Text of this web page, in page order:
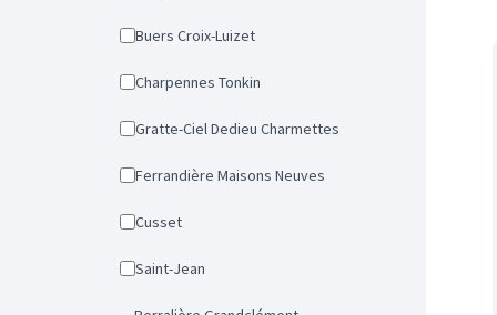
Buers Croix-Luizet
Charpennes Tonkin
Gratte-Ciel Dedieu Charmettes
Ferrandière Maisons Neuves
Cusset
Saint-Jean